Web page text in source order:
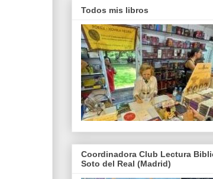
Todos mis libros
Coordinadora Club Lectura
Soto del Real (Madrid)